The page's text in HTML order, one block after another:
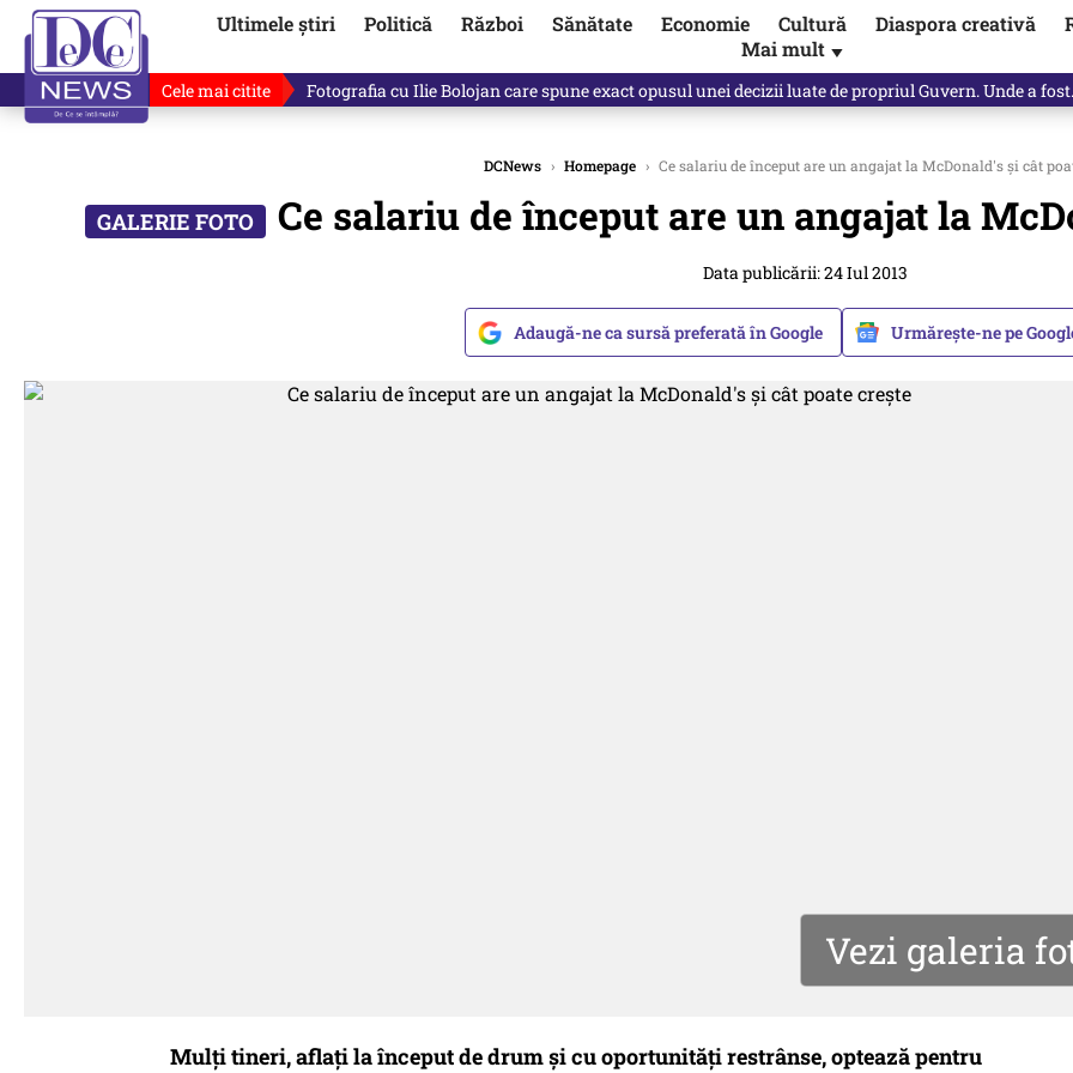
Ultimele știri Politică Război Sănătate Economie Cultură Diaspora creativă
Mai mult ▼
Cele mai citite Fotografia cu Ilie Bolojan care spune exact opusul unei decizii luate de propriul Guvern. Unde a
DCNews › Homepage › Ce salariu de început are un angajat la McDonald's și cât
Ce salariu de început are un angajat la
Data publicării: 24 Iul 2013
Adaugă-ne ca sursă preferată în Google Urmărește-ne pe
Vezi galeria
Mulți tineri, aflați la început de drum și cu oportunități restrânse, optează pentru